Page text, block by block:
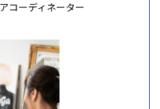
コーディネーター